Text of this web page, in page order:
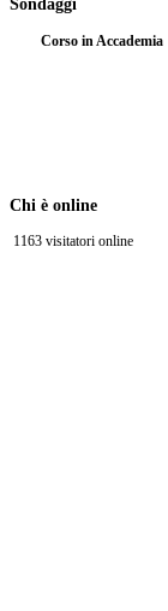
Sondaggi
Corso in Accademia
Chi è online
1163 visitatori online